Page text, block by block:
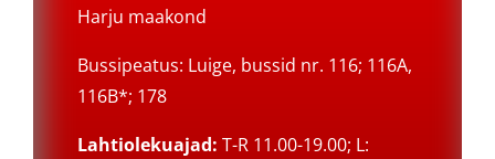
Harju maakond
Bussipeatus: Luige, bussid nr. 116; 116A,
116B*; 178
Lahtiolekuajad: T-R 11.00-19.00; L: